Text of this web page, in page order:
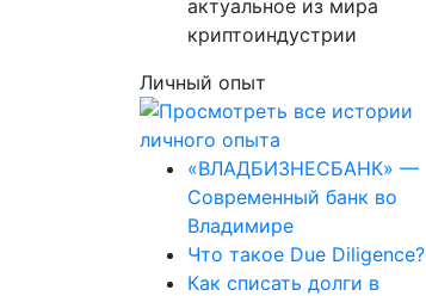
актуальное из мира
криптоиндустрии
Личный опыт
«ВЛАДБИЗНЕСБАНК» —
Современный банк во
Владимире
Что такое Due Diligence?
Как списать долги в